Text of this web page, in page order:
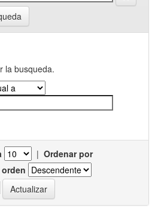
la busqueda.
| Ordenar por
orden